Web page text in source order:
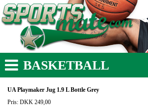
BASKETBALL
UA Playmaker Jug 1.9 L Bottle Grey
Pris: DKK 249,00